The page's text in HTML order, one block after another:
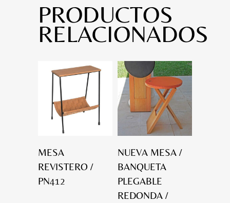
PRODUCTOS
RELACIONADOS
MESA
REVISTERO /
PN412
NUEVA MESA /
BANQUETA
PLEGABLE
REDONDA /